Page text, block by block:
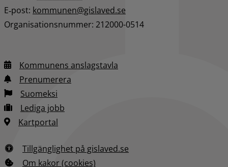
E‑post: kommunen@gislaved.se
Organisationsnummer: 212000-0514
Kommunens anslagstavla
Prenumerera
Suomeksi
Lediga jobb
Kartportal
Tillgänglighet på gislaved.se
Om kakor (cookies)